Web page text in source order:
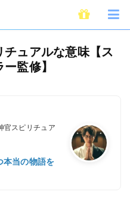
買うスピリチュアルな意味【スピリ
ュアルな意味【ス
監修】
官スピリチュア
本当の物語を